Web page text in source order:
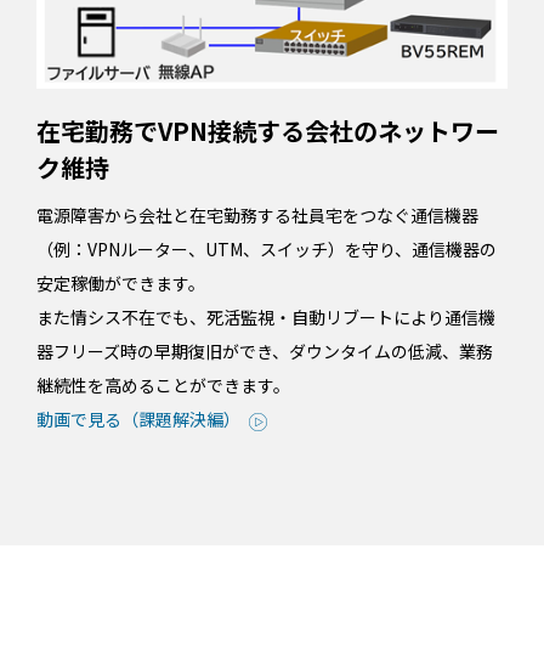
在宅勤務でVPN接続する会社のネットワー
ク維持
電源障害から会社と在宅勤務する社員宅をつなぐ通信機器
（例：VPNルーター、UTM、スイッチ）を守り、通信機器の
安定稼働ができます。
また情シス不在でも、死活監視・自動リブートにより通信機
器フリーズ時の早期復旧ができ、ダウンタイムの低減、業務
継続性を高めることができます。
動画で見る（課題解決編）